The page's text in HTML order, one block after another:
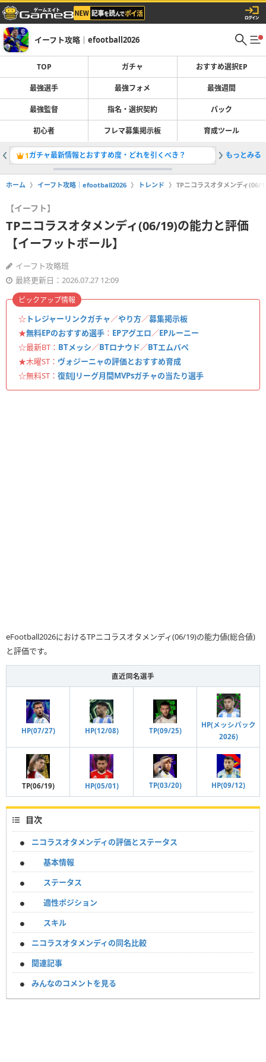
イーフト攻略｜efootball2026
TOP ガチャ おすすめ選択EP
最強選手 最強フォメ 最強週間
最強監督 指名・選択契約 パック
初心者 フレマ募集掲示板 育成ツール
1ガチャ最新情報とおすすめ度・どれを引くべき？ 2最強選
もっとみる
ホーム イーフト攻略｜efootball2026 トレンド TPニコラスオタメンディ(06/
【イーフト】
TPニコラスオタメンディ(06/19)の能力と評価
【イーフットボール】
イーフト攻略班
最終更新日：2026.07.27 12:09
☆ トレジャーリンクガチャ／やり方／募集掲示板
★無料EPのおすすめ選手 ： EPアグエロ／EPルーニー
☆最新BT： BTメッシ／BTロナウド／BTエムバペ
★木曜ST： ヴォジーニャの評価とおすすめ育成
☆無料ST： 復刻Jリーグ月間MVPsガチャの当たり選手
ピックアップ情報
eFootball2026におけるTPニコラスオタメンディ(06/19)の能力値(総合値)
と評価です。
直近同名選手
HP(07/27) HP(12/08) TP(09/25)
HP(メッシパック
2026)
TP(06/19) HP(05/01) TP(03/20) HP(09/12)
目次
ニコラスオタメンディの評価とステータス
基本情報
ステータス
適性ポジション
スキル
ニコラスオタメンディの同名比較
関連記事
みんなのコメントを見る